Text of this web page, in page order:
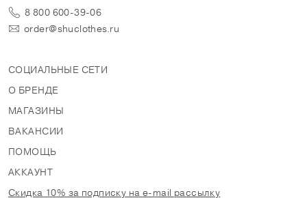
8 800 600-39-06
order@shuclothes.ru
СОЦИАЛЬНЫЕ СЕТИ
О БРЕНДЕ
МАГАЗИНЫ
ВАКАНСИИ
ПОМОЩЬ
АККАУНТ
Скидка 10% за подписку на e-mail рассылку